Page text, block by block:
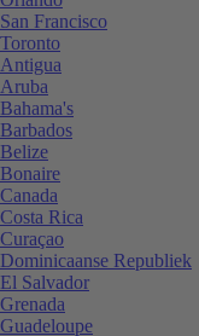
San Francisco
Toronto
Antigua
Aruba
Bahama's
Barbados
Belize
Bonaire
Canada
Costa Rica
Curaçao
Dominicaanse Republiek
El Salvador
Grenada
Guadeloupe